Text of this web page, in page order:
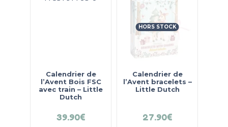
Calendrier de
l’Avent Bois FSC
avec train – Little
Dutch
39.90€
HORS STOCK
Calendrier de
l’Avent bracelets –
Little Dutch
27.90€